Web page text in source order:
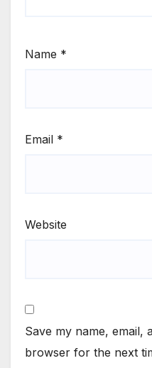
Name *
Email *
Website
Save my name, email,
browser for the next